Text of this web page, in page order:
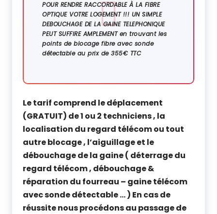
POUR RENDRE RACCORDABLE À LA FIBRE
OPTIQUE VOTRE LOGEMENT !!! UN SIMPLE
DEBOUCHAGE DE LA GAINE TELEPHONIQUE
PEUT SUFFIRE AMPLEMENT en trouvant les
points de blocage fibre avec sonde
détectable au prix de 355€ TTC
Le tarif comprend le déplacement
(GRATUIT) de 1 ou 2 techniciens , la
localisation du regard télécom ou tout
autre blocage , l’aiguillage et le
débouchage de la gaine ( déterrage du
regard télécom , débouchage &
réparation du fourreau – gaine télécom
avec sonde détectable … ) En cas de
réussite nous procédons au passage de